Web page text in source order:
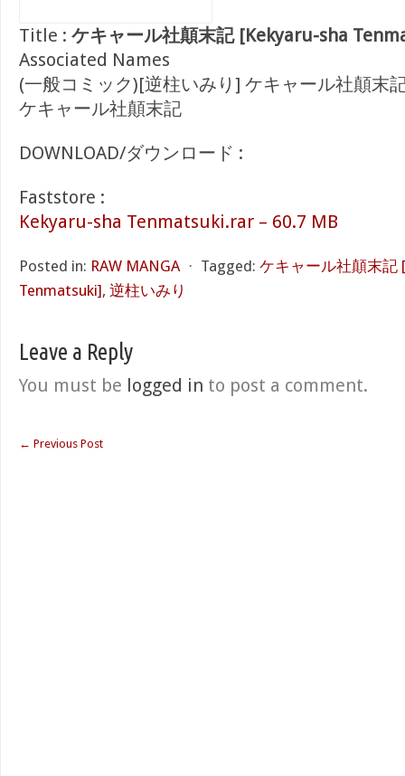
Title : ケキャール社顛末記 [Kekyaru-sha
Associated Names
(一般コミック)[逆柱いみり] ケキャール社顛末
ケキャール社顛末記
DOWNLOAD/ダウンロード :
Faststore :
Kekyaru-sha Tenmatsuki.rar – 60.7 MB
Posted in: RAW MANGA ⋅ Tagged: ケキャール社顛末記
Tenmatsuki], 逆柱いみり
Leave a Reply
You must be logged in to post a comment.
← Previous Post